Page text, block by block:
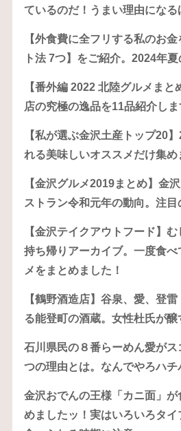
ているのだ！うまい理由になる
【外食費に全フリする私のお
ト法 7つ】をご紹介。2024年
【番外編 2022 北陸グルメまと
店の究極の逸品を11品紹介しま
【私が選ぶ金沢土産トップ20
れる美味しいオススメだけ集め
【金沢グルメ2019まとめ】金
ストラン令和元年の動向。注目
【金沢テイクアウトフード】
持ち帰りアーカイブ。一度食べ
メをまとめました！
【鶴野酒造店】谷泉、愛、登
る能登町の酒蔵。女性杜氏が醸
石川県民の８番らーめん愛が
つの理由とは。なんでやろハチ
金沢おでんの王様「カニ面」が
めましたッ！実はいろいろタ